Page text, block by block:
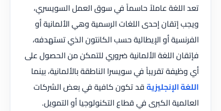
تعد اللغة عاملاً حاسماً في سوق العمل السويسري،
ويجب إتقان إحدى اللغات الرسمية وهي الألمانية أو
الفرنسية أو الإيطالية حسب الكانتون الذي تستهدفه،
فإتقان اللغة الألمانية ضروري للتمكن من الحصول على
أي وظيفة تقريباً في سويسرا الناطقة بالألمانية، بينما
اللغة الإنجليزيةقد تكون كافية في بعض الشركات
العالمية الكبرى في قطاع التكنولوجيا أو التمويل.